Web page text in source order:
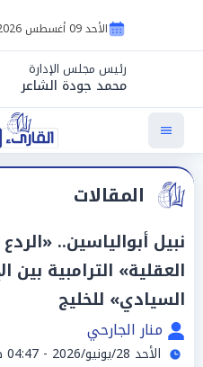
الأحد 09 أغسطس 2026
رئيس مجلس الإدارة
محمد جودة الشاعر
المقالات
نبيل أبوالياسين..
العقلية» الترامبية بين
السيادي» للخليج
منار الجارحي
الأحد 28/يونيو/2026 - 04:47 ص